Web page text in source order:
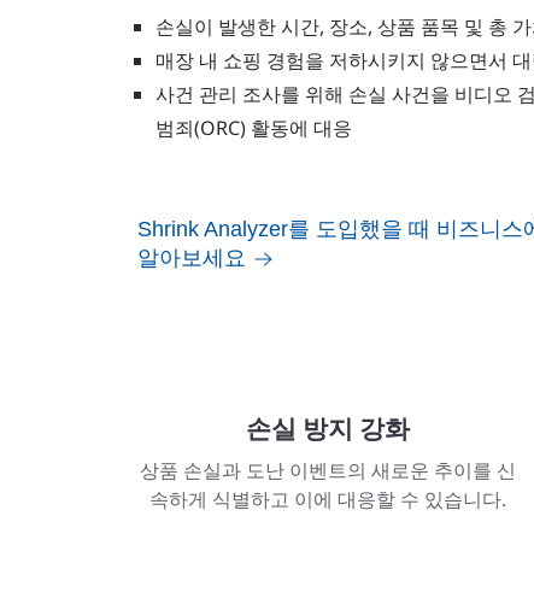
손실이 발생한 시간, 장소, 상품 품목 및 총
매장 내 쇼핑 경험을 저하시키지 않으면서
사건 관리 조사를 위해 손실 사건을 비디오
범죄(ORC) 활동에 대응
Shrink Analyzer를 도입했을 때 비즈니스
알아보세요
손실 방지 강화
상품 손실과 도난 이벤트의 새로운 추이를 신
속하게 식별하고 이에 대응할 수 있습니다.